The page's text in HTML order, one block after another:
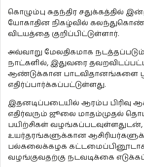
கொழும்பு சுதந்திர சதுக்கத்தில்
யோகாதின நிகழ்வில்
விடயத்தை குறிப்பிட்டுள்ளார்.
அவ்வாறு மேலதிகமாக
நாட்களில், இதுவரை
ஆண்டுக்கான பாடவிதானங்களை
எதிர்ப்பார்க்கப்பட்டுள்ளது.
இதனடிப்படையில் ஆரம்ப பிரிவு
எதிர்வரும் ஜூலை மாதம்முதல்
பயிற்சிகள் வழங்கப்படவுள்ளதுடன்,
உயர்தரங்களுக்கான
பல்கலைக்கழக கட்டமைப்பினூடாக
வழங்குவதற்கு நடவடிக்கை